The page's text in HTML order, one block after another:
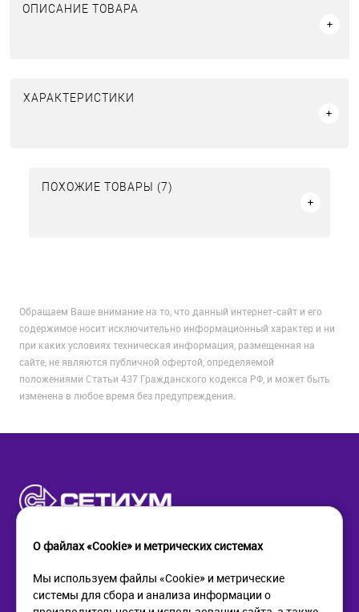
ОПИСАНИЕ ТОВАРА
ХАРАКТЕРИСТИКИ
ПОХОЖИЕ ТОВАРЫ (7)
Обращаем Ваше внимание на то, что данный интернет-сайт и его
содержимое носит исключительно информационный характер и ни
при каких условиях техническая информация, размещенная на
сайте, не являются публичной офертой, определяемой
положениями Статьи 437 Гражданского кодекса РФ, и может быть
изменена в любое время без предупреждения.
КОМПАНИЯ ПОМОЩЬ
О файлах «Cookie» и метрических системах
Мы используем файлы «Cookie» и метрические
системы для сбора и анализа информации о